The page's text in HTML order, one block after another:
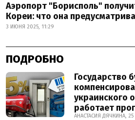
Аэропорт "Борисполь"
Кореи: что она
3 ИЮНЯ 2025, 11:29
ПОДРОБНО
Государство
украинского
работает
АНАСТАСИЯ ДЯЧКИНА,